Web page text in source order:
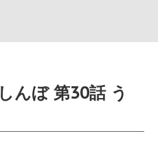
んぼ 第30話 う